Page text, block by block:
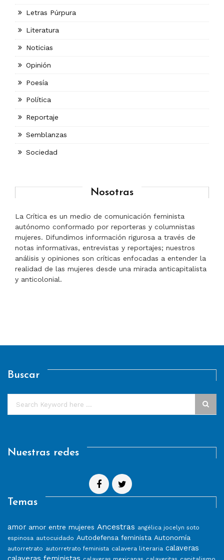
Letras Púrpura
Literatura
Noticias
Opinión
Poesía
Política
Reportaje
Semblanzas
Sociedad
Nosotras
La Crítica es un medio de comunicación feminista
autónomo conformado por reporteras y columnistas
mujeres. Difundimos información rigurosa a través de
notas informativas, entrevistas y reportajes; nuestros
análisis y opiniones son críticas enfocadas a entender la
realidad de las mujeres desde una mirada anticapitalista
y anticolonial.
Buscar
Nuestras redes
Temas
amor amor entre mujeres Ancestras angélica jocelyn soto
espinosa autocuidado Autodefensa feminista Autonomía
autorretrato autorretrato feminista calavera literaria calaveras